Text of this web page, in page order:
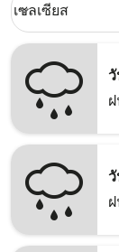
เซลเซียส
keyboard_arrow_down
วั